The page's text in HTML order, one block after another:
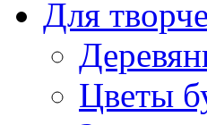
Для
Цветы